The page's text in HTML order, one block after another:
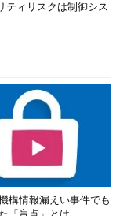
ティリスクは制御シス
構情報漏えい事件でも